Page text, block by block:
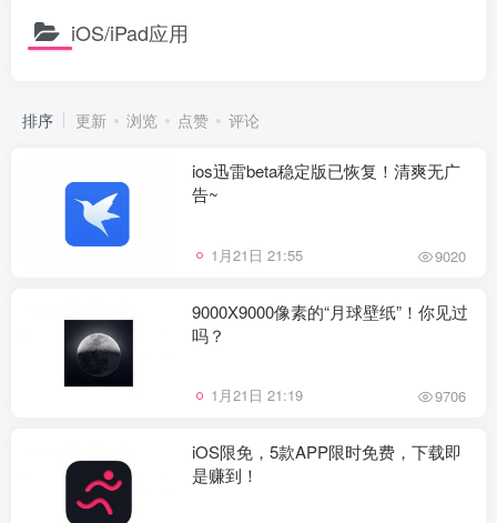
iOS/iPad应用
排序 更新 浏览 点赞 评论
ios迅雷beta稳定版已恢复！清爽无广
告~
1月21日 21:55 9020
9000X9000像素的“月球壁纸”！你见过
吗？
1月21日 21:19 9706
iOS限免，5款APP限时免费，下载即
是赚到！